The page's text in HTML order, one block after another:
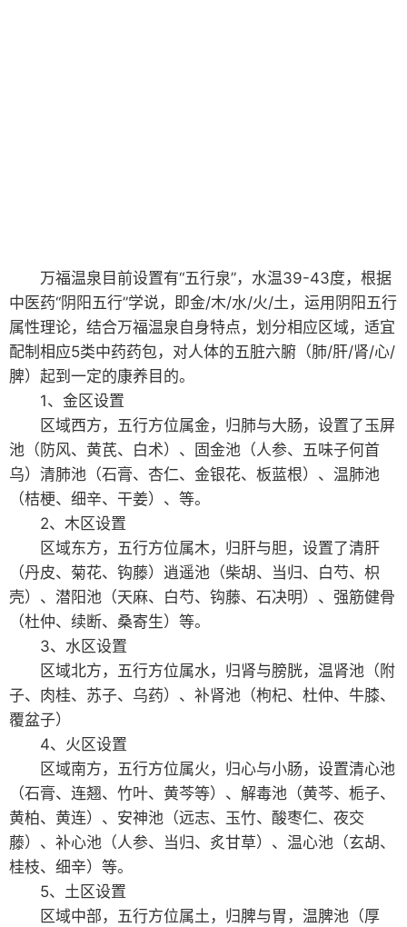
万福温泉目前设置有“五行泉”，水温39-43度，根据
中医药“阴阳五行”学说，即金/木/水/火/土，运用阴阳五行
属性理论，结合万福温泉自身特点，划分相应区域，适宜
配制相应5类中药药包，对人体的五脏六腑（肺/肝/肾/心/
脾）起到一定的康养目的。
1、金区设置
区域西方，五行方位属金，归肺与大肠，设置了玉屏
池（防风、黄芪、白术）、固金池（人参、五味子何首
乌）清肺池（石膏、杏仁、金银花、板蓝根）、温肺池
（桔梗、细辛、干姜）、等。
2、木区设置
区域东方，五行方位属木，归肝与胆，设置了清肝
（丹皮、菊花、钩藤）逍遥池（柴胡、当归、白芍、枳
壳）、潜阳池（天麻、白芍、钩藤、石决明）、强筋健骨
（杜仲、续断、桑寄生）等。
3、水区设置
区域北方，五行方位属水，归肾与膀胱，温肾池（附
子、肉桂、苏子、乌药）、补肾池（枸杞、杜仲、牛膝、
覆盆子）
4、火区设置
区域南方，五行方位属火，归心与小肠，设置清心池
（石膏、连翘、竹叶、黄芩等）、解毒池（黄芩、栀子、
黄柏、黄连）、安神池（远志、玉竹、酸枣仁、夜交
藤）、补心池（人参、当归、炙甘草）、温心池（玄胡、
桂枝、细辛）等。
5、土区设置
区域中部，五行方位属土，归脾与胃，温脾池（厚